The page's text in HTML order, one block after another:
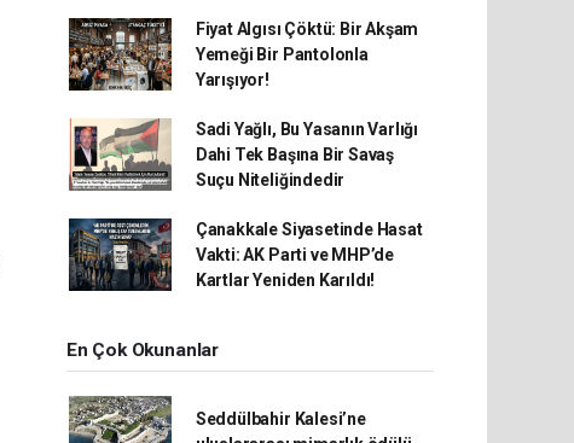
Fiyat Algısı Çöktü: Bir Akşam
Yemeği Bir Pantolonla
Yarışıyor!
Sadi Yağlı, Bu Yasanın Varlığı
Dahi Tek Başına Bir Savaş
Suçu Niteliğindedir
Çanakkale Siyasetinde Hasat
Vakti: AK Parti ve MHP’de
Kartlar Yeniden Karıldı!
En Çok Okunanlar
Seddülbahir Kalesi’ne